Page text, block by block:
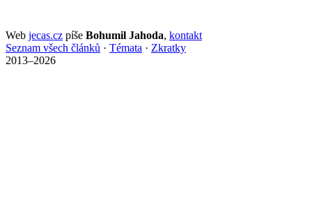
Web jecas.cz píše Bohumil Jahoda, kontakt
Seznam všech článků · Témata · Zkratky
2013–2026